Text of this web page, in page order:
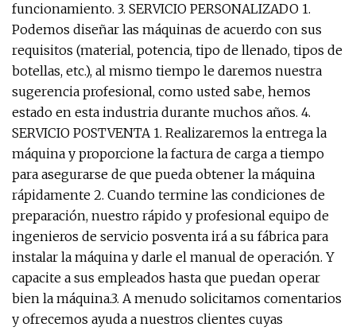
funcionamiento. 3. SERVICIO PERSONALIZADO 1.
Podemos diseñar las máquinas de acuerdo con sus
requisitos (material, potencia, tipo de llenado, tipos de
botellas, etc.), al mismo tiempo le daremos nuestra
sugerencia profesional, como usted sabe, hemos
estado en esta industria durante muchos años. 4.
SERVICIO POSTVENTA 1. Realizaremos la entrega la
máquina y proporcione la factura de carga a tiempo
para asegurarse de que pueda obtener la máquina
rápidamente 2. Cuando termine las condiciones de
preparación, nuestro rápido y profesional equipo de
ingenieros de servicio posventa irá a su fábrica para
instalar la máquina y darle el manual de operación. Y
capacite a sus empleados hasta que puedan operar
bien la máquina.3. A menudo solicitamos comentarios
y ofrecemos ayuda a nuestros clientes cuyas